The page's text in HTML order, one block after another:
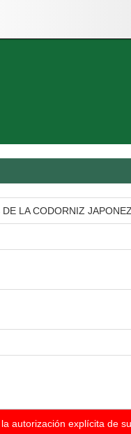
LA CODORNIZ
autorización explícita de